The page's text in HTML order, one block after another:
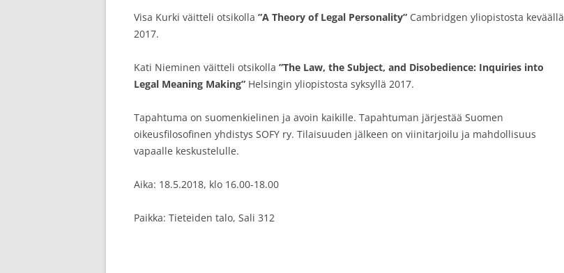
Visa Kurki väitteli otsikolla ”A Theory of Legal Personality” Cambridgen yliopistosta keväällä
2017.
Kati Nieminen väitteli otsikolla ”The Law, the Subject, and Disobedience: Inquiries into
Legal Meaning Making” Helsingin yliopistosta syksyllä 2017.
Tapahtuma on suomenkielinen ja avoin kaikille. Tapahtuman järjestää Suomen
oikeusfilosofinen yhdistys SOFY ry. Tilaisuuden jälkeen on viinitarjoilu ja mahdollisuus
vapaalle keskustelulle.
Aika: 18.5.2018, klo 16.00-18.00
Paikka: Tieteiden talo, Sali 312